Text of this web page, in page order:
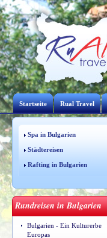
Startseite Rual Travel
Spa in Bulgarien
Städtereisen
Rafting in Bulgarien
Rundreisen in Bulgarien
Bulgarien - Ein Kulturerbe
Europas